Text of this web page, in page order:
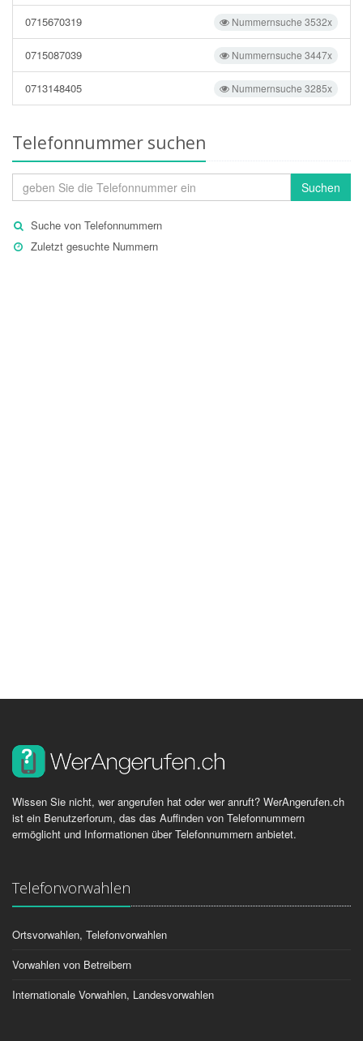
Nummernsuche 3532x
0715670319
Nummernsuche 3447x
0715087039
Nummernsuche 3285x
0713148405
Telefonnummer suchen
Suchen
Suche von Telefonnummern
Zuletzt gesuchte Nummern
Wissen Sie nicht, wer angerufen hat oder wer anruft? WerAngerufen.ch
ist ein Benutzerforum, das das Auffinden von Telefonnummern
ermöglicht und Informationen über Telefonnummern anbietet.
Telefonvorwahlen
Ortsvorwahlen, Telefonvorwahlen
Vorwahlen von Betreibern
Internationale Vorwahlen, Landesvorwahlen